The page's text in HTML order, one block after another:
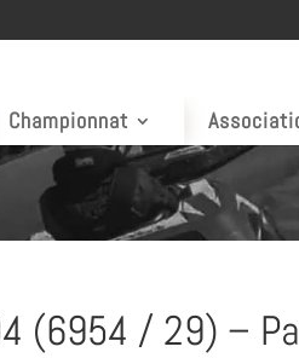
Championnat
(6954 / 29) –